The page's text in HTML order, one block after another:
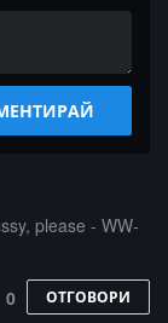
­­p­­l­­­e­­­a­­s­e­ ­­­-­ ­W­W­­
0 ОТГОВОРИ